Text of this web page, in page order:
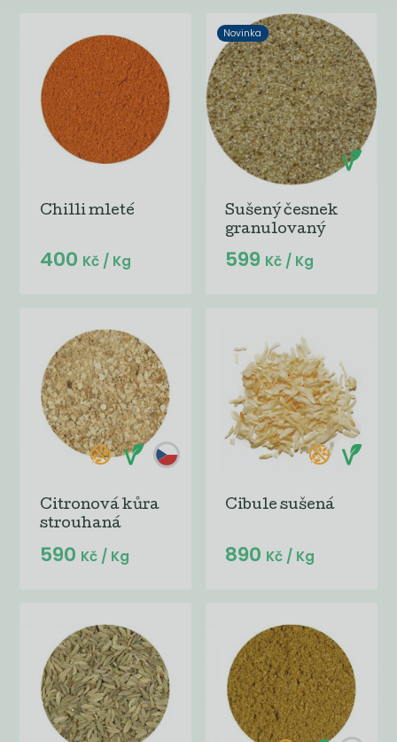
Chilli mleté
400 Kč / Kg
Novinka
Sušený česnek
granulovaný
599 Kč / Kg
Citronová kůra
strouhaná
590 Kč / Kg
Cibule sušená
890 Kč / Kg